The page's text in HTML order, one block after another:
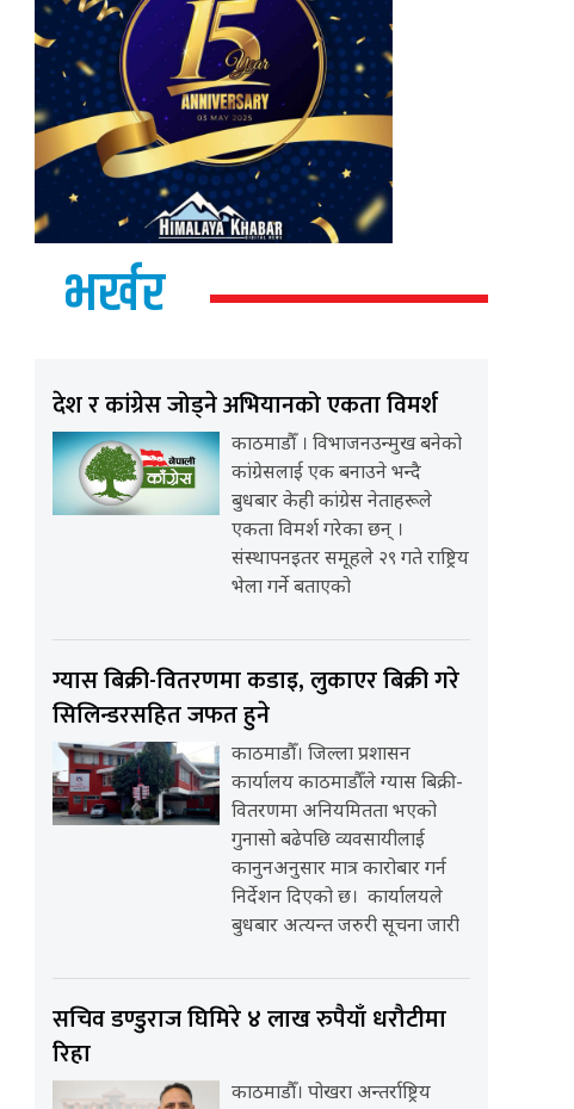
भर्खर
देश र कांग्रेस जोड्ने अभियानको एकता विमर्श
काठमाडौँ । विभाजनउन्मुख बनेको
कांग्रेसलाई एक बनाउने भन्दै
बुधबार केही कांग्रेस नेताहरूले
एकता विमर्श गरेका छन् ।
संस्थापनइतर समूहले २९ गते राष्ट्रिय
भेला गर्ने बताएको
ग्यास बिक्री-वितरणमा कडाइ, लुकाएर बिक्री गरे
सिलिन्डरसहित जफत हुने
काठमाडौँ। जिल्ला प्रशासन
कार्यालय काठमाडौँले ग्यास बिक्री-
वितरणमा अनियमितता भएको
गुनासो बढेपछि व्यवसायीलाई
कानुनअनुसार मात्र कारोबार गर्न
निर्देशन दिएको छ। कार्यालयले
बुधबार अत्यन्त जरुरी सूचना जारी
सचिव डण्डुराज घिमिरे ४ लाख रुपैयाँ धरौटीमा
रिहा
काठमाडौँ। पोखरा अन्तर्राष्ट्रिय